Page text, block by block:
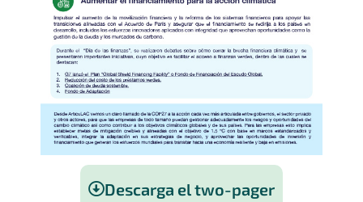
Descarga el two-pager